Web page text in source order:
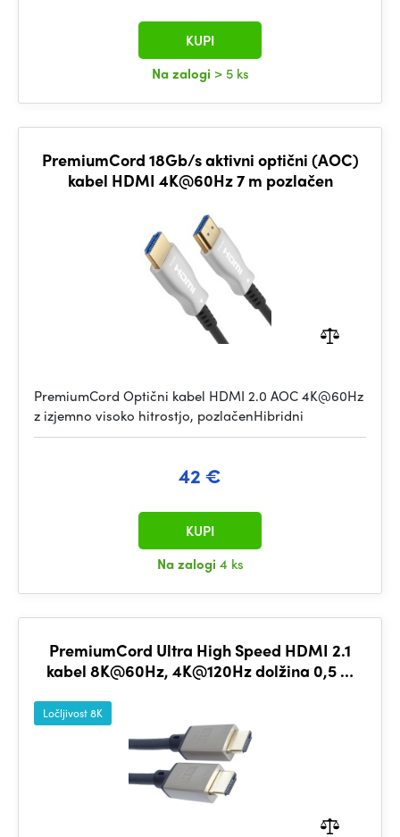
Na zalogi > 5 ks
KUPI
PremiumCord 18Gb/s aktivni optični (AOC)
kabel HDMI 4K@60Hz 7 m pozlačen
PremiumCord Optični kabel HDMI 2.0 AOC 4K@60Hz
z izjemno visoko hitrostjo, pozlačenHibridni
42 €
Na zalogi 4 ks
KUPI
PremiumCord Ultra High Speed HDMI 2.1
kabel 8K@60Hz, 4K@120Hz dolžina 0,5 m
Ločljivost 8K